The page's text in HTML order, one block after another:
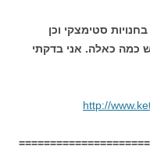
סטימצקי וכן
כמה כאלה. אני בדקתי
http://